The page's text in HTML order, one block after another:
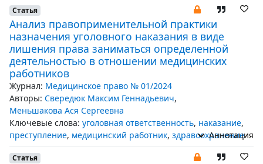
Статья
Анализ правоприменительной практики
назначения уголовного наказания в виде
лишения права заниматься определенной
деятельностью в отношении медицинских
работников
Журнал: Медицинское право № 01/2024
Авторы: Свередюк Максим Геннадьевич,
Меньшакова Ася Сергеевна
Ключевые слова: уголовная ответственность, наказание,
преступление, медицинский работник, здравоохранение
Аннотация
Статья